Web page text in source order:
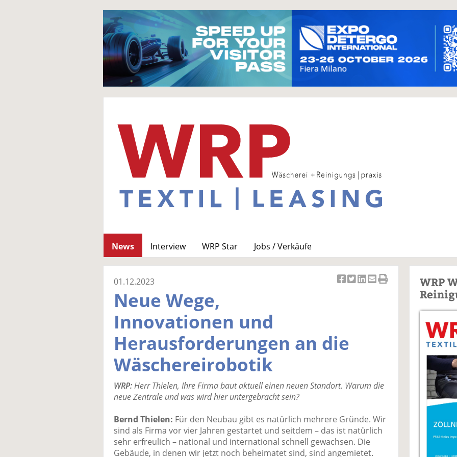
News Interview WRP Star
Jobs / Verkäufe
a
uf
e
b
o
k
te
il
wi
n
e
n
te
il
e
l
er
se
n
d
n
01.12.2023
Neue Wege,
Innovationen und
Herausforderungen an die
Wäschereirobotik
WRP:Herr Thielen, Ihre Firma baut aktuell einen neuen Standort. Warum die
neue Zentrale und was wird hier untergebracht sein?
Bernd Thielen: Für den Neubau gibt es natürlich mehrere Gründe. Wir
sind als Firma vor vier Jahren gestartet und seitdem – das ist natürlich
sehr erfreulich – national und international schnell gewachsen. Die
Gebäude, in denen wir jetzt noch beheimatet sind, sind angemietet.
WRP